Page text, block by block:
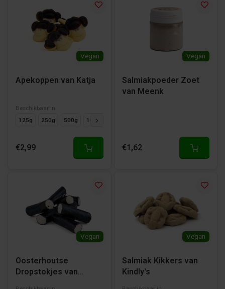
Vegan
Apekoppen van Katja
Beschikbaar in
125g
250g 500g 1000g
€2,99
Vegan
Salmiakpoeder Zoet
van Meenk
€1,62
Vegan
Oosterhoutse
Dropstokjes van
Vegan
Salmiak Kikkers van
Kindly's